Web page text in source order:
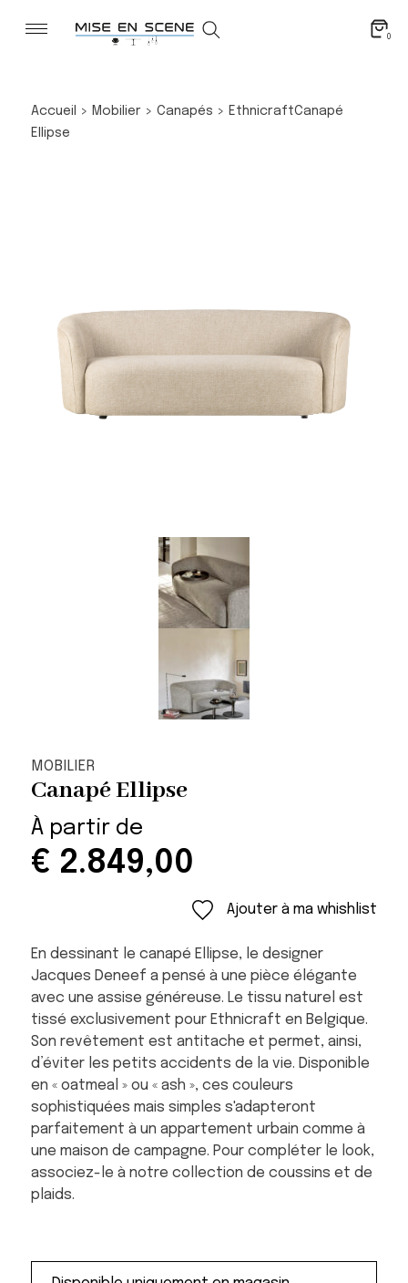
0
Accueil > Mobilier> Canapés > EthnicraftCanapé
Ellipse
MOBILIER
Canapé Ellipse
À partir de
€ 2.849,00
Ajouter à ma whishlist
En dessinant le canapé Ellipse, le designer
Jacques Deneef a pensé à une pièce élégante
avec une assise généreuse. Le tissu naturel est
tissé exclusivement pour Ethnicraft en Belgique.
Son revêtement est antitache et permet, ainsi,
d’éviter les petits accidents de la vie. Disponible
en « oatmeal » ou « ash », ces couleurs
sophistiquées mais simples s'adapteront
parfaitement à un appartement urbain comme à
une maison de campagne. Pour compléter le look,
associez-le à notre collection de coussins et de
plaids.